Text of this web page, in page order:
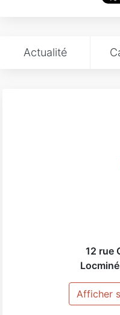
Actualité
12 rue
Locminé
Afficher